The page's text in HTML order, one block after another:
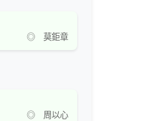
◎ 莫鉅章
◎ 周以心